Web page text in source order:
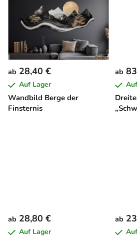
Wandbild Berge der
Finsternis
ab 28,40 €
Auf Lager
ab
ab 28,80 €
Auf Lager
ab